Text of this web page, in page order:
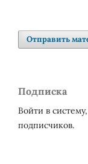
Отправить
Подписка
Войти в
подписчиков.